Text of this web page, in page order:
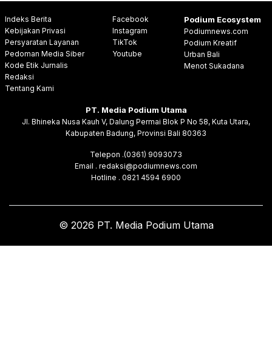
Indeks Berita
Kebijakan Privasi
Persyaratan Layanan
Pedoman Media Siber
Kode Etik Jurnalis
Redaksi
Tentang Kami
Facebook
Instagram
TikTok
Youtube
Podium Ecosystem
Podiumnews.com
Podium Kreatif
Urban Bali
Menot Sukadana
PT. Media Podium Utama
Jl. Bhineka Nusa Kauh V, Dalung Permai Blok P No 58, Kuta Utara,
Kabupaten Badung, Provinsi Bali 80363
Telepon .(0361) 9093073
Email . redaksi@podiumnews.com
Hotline . 0821 4594 6900
© 2026 PT. Media Podium Utama